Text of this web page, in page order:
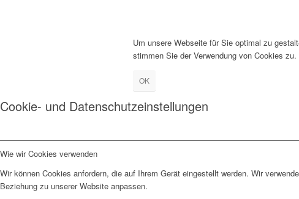
Um unsere Webseite für Sie optimal zu
stimmen Sie der Verwendung von Cookies
OK
Cookie- und Datenschutzeinstellungen
Wie wir Cookies verwenden
Wir können Cookies anfordern, die auf Ihrem Gerät eingestellt werden. Wir
Beziehung zu unserer Website anpassen.